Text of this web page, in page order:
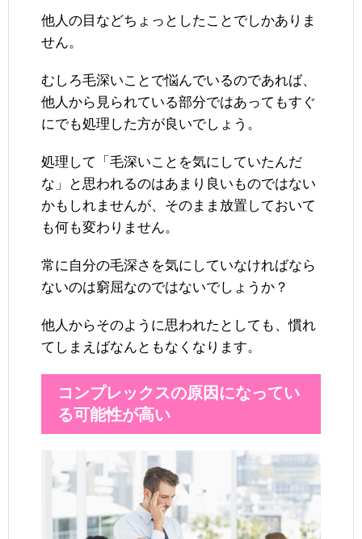
他人の目などちょっとしたことでしかありま
せん。
むしろ毛深いことで悩んでいるのであれば、
他人から見られている部分ではあってもすぐ
にでも処理した方が良いでしょう。
処理して「毛深いことを気にしていたんだ
な」と思われるのはあまり良いものではない
かもしれませんが、そのまま放置しておいて
も何も変わりません。
常に自分の毛深さを気にしていなければなら
ないのは窮屈なのではないでしょうか？
他人からそのように思われたとしても、慣れ
てしまえばなんともなくなります。
コンプレックスの原因になってい
る可能性が高い